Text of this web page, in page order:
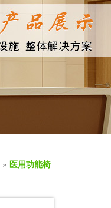
» 医用功能椅